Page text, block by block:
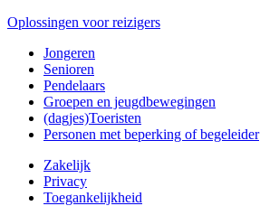
Oplossingen voor reizigers
Jongeren
Senioren
Pendelaars
Groepen en jeugdbewegingen
(dagjes)Toeristen
Personen met beperking of begeleider
Zakelijk
Privacy
Toegankelijkheid